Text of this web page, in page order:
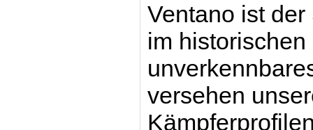
Ventano ist
im
versehen